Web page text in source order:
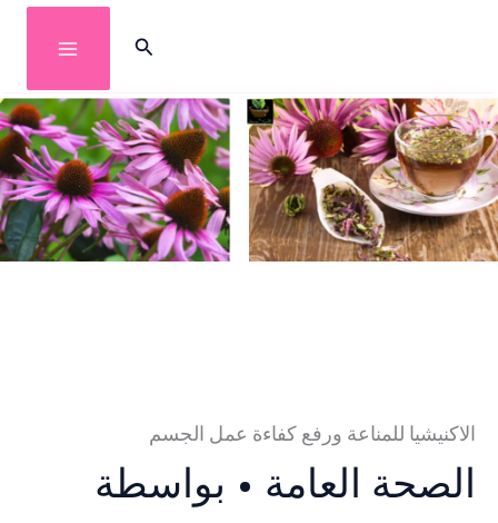
إلى
المحتوى
البحث
الاكنيشيا للمناعة ورفع كفاءة عمل الجسم
الصحة العامة • بواسطة